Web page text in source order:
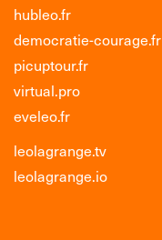
hubleo.fr
democratie-courage.fr
picuptour.fr
virtual.pro
eveleo.fr
leolagrange.tv
leolagrange.io